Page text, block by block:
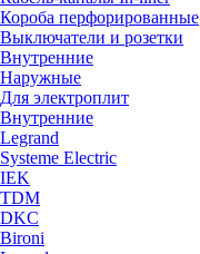
Короба перфорированные
Выключатели и розетки
Внутренние
Наружные
Для электроплит
Внутренние
Legrand
Systeme Electric
IEK
TDM
DKC
Bironi